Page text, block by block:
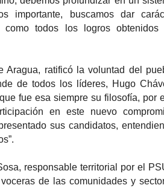
importante, buscamos dar
todos los logros obtenidos
Aragua, ratificó la voluntad del
de todos los líderes, Hugo
fue esa siempre su filosofía, por
en este nuevo
sus candidatos,
responsable territorial por el
de las comunidades y